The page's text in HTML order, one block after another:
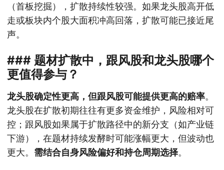
（首板挖掘），扩散持续性较强。如果龙头股高开低
走或板块内个股大面积冲高回落，扩散可能已接近尾
声。
### 题材扩散中，跟风股和龙头股哪个
更值得参与？
龙头股确定性更高，但跟风股可能提供更高的赔率。
龙头股在扩散初期往往有更多资金维护，风险相对可
控；跟风股如果属于扩散路径中的新分支（如产业链
下游），在题材持续发酵时可能涨幅更大，但波动也
更大。 需结合自身风险偏好和持仓周期选择。